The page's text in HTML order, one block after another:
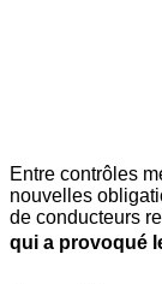
Entre contrôles
nouvelles
de conducteurs
qui a provoqué